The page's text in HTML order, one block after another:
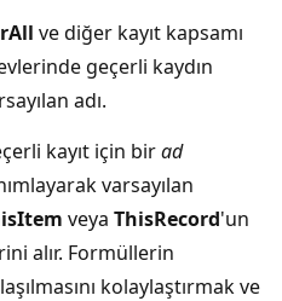
ve diğer kayıt kapsamı
geçerli kaydın
adı.
kayıt için birad
varsayılan
veya ThisRecord'un
alır. Formüllerin
kolaylaştırmak ve